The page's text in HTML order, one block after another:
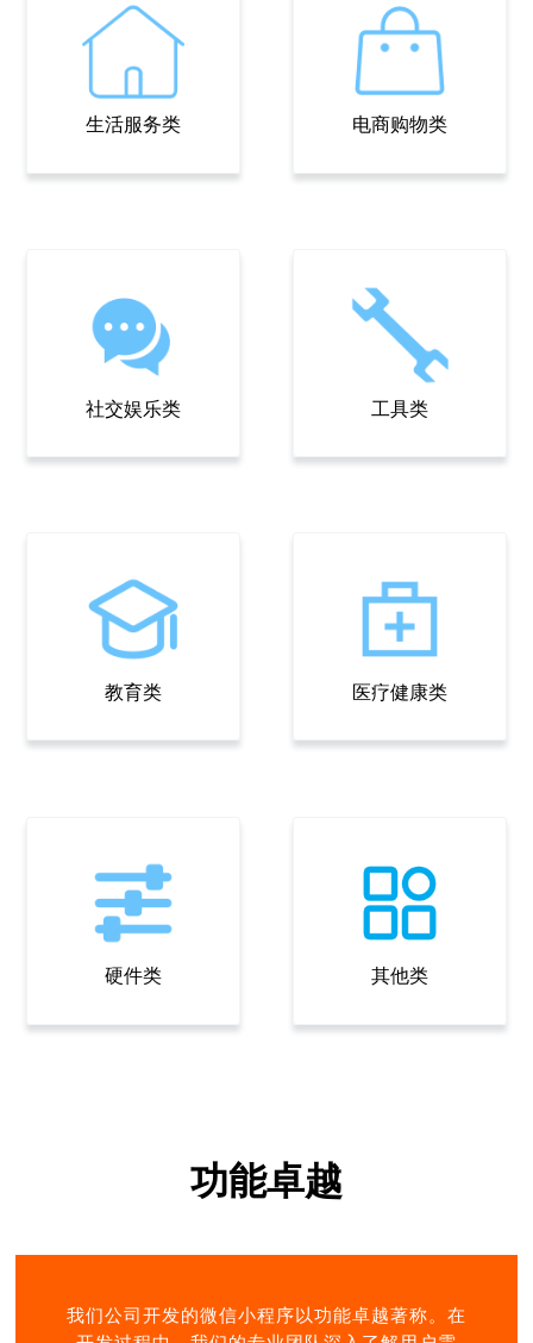
生活服务类 电商购物类
社交娱乐类 工具类
教育类 医疗健康类
硬件类 其他类
功能卓越
我们公司开发的微信小程序以功能卓越著称。在